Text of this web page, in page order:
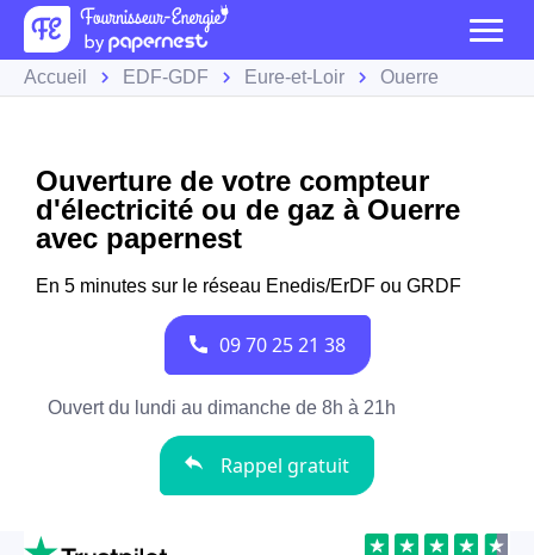
Accueil EDF-GDF Eure-et-Loir Ouerre